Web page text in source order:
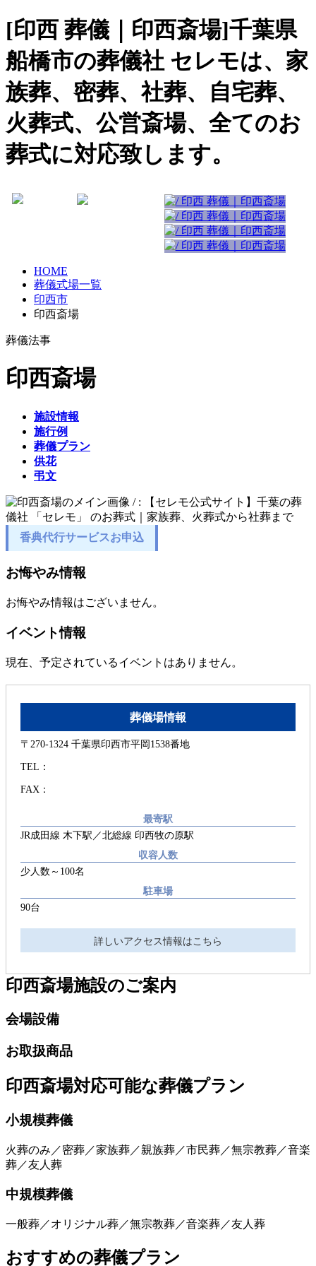
[印西 葬儀｜印西斎場]千葉県
船橋市の葬儀社 セレモは、家
族葬、密葬、社葬、自宅葬、
火葬式、公営斎場、全てのお
葬式に対応致します。
HOME
葬儀式場一覧
印西市
印西斎場
葬儀法事
印西斎場
施設情報
施行例
葬儀プラン
供花
弔文
香典代行サービスお申込
お悔やみ情報
お悔やみ情報はございません。
イベント情報
現在、予定されているイベントはありません。
葬儀場情報
〒270-1324 千葉県印西市平岡1538番地
TEL：
FAX：
最寄駅
JR成田線 木下駅／北総線 印西牧の原駅
収容人数
少人数～100名
駐車場
90台
詳しいアクセス情報はこちら
印西斎場施設のご案内
会場設備
お取扱商品
印西斎場対応可能な葬儀プラン
小規模葬儀
火葬のみ／密葬／家族葬／親族葬／市民葬／無宗教葬／音楽
葬／友人葬
中規模葬儀
一般葬／オリジナル葬／無宗教葬／音楽葬／友人葬
おすすめの葬儀プラン